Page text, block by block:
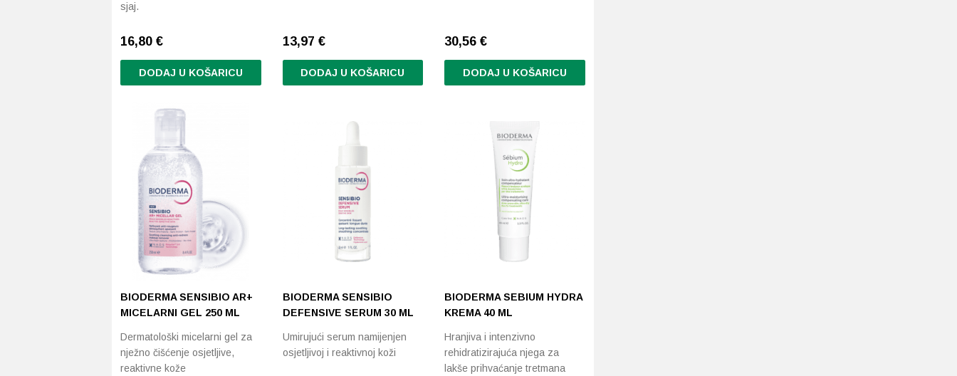
sjaj.
16,80 €
DODAJ U KOŠARICU
13,97 €
DODAJ U KOŠARICU
30,56€
DODAJ U KOŠARICU
BIODERMA SENSIBIO AR+
MICELARNI GEL 250 ML
Dermatološki micelarni gel za
nježno čišćenje osjetljive,
reaktivne kože
BIODERMA SENSIBIO
DEFENSIVE SERUM 30 ML
Umirujući serum namijenjen
osjetljivoj i reaktivnoj koži
BIODERMA SEBIUM HYDRA
KREMA 40 ML
Hranjiva i intenzivno
rehidratizirajuća njega za
lakše prihvaćanje tretmana